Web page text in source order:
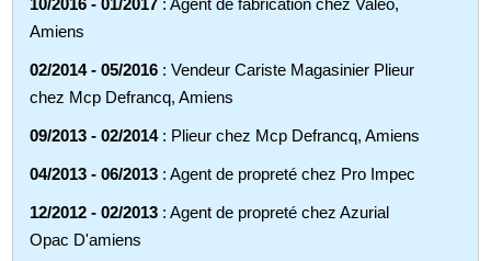
Amiens
02/2014 - 05/2016 : Vendeur Cariste Magasinier Plieur
chez Mcp Defrancq, Amiens
09/2013 - 02/2014: Plieur chez Mcp Defrancq, Amiens
04/2013 - 06/2013 : Agent de propreté chez Pro Impec
12/2012 - 02/2013 : Agent de propreté chez Azurial
Opac D'amiens